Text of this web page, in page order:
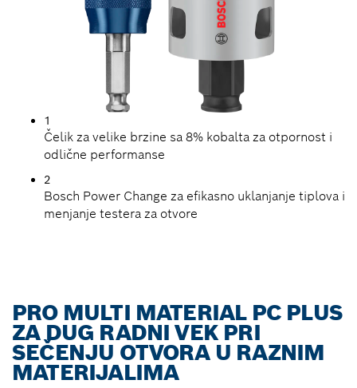
1
Čelik za velike brzine sa 8% kobalta za otpornost i
odlične performanse
2
Bosch Power Change za efikasno uklanjanje tiplova i
menjanje testera za otvore
PRO MULTI MATERIAL PC PLUS
ZA DUG RADNI VEK PRI
SEČENJU OTVORA U RAZNIM
MATERIJALIMA